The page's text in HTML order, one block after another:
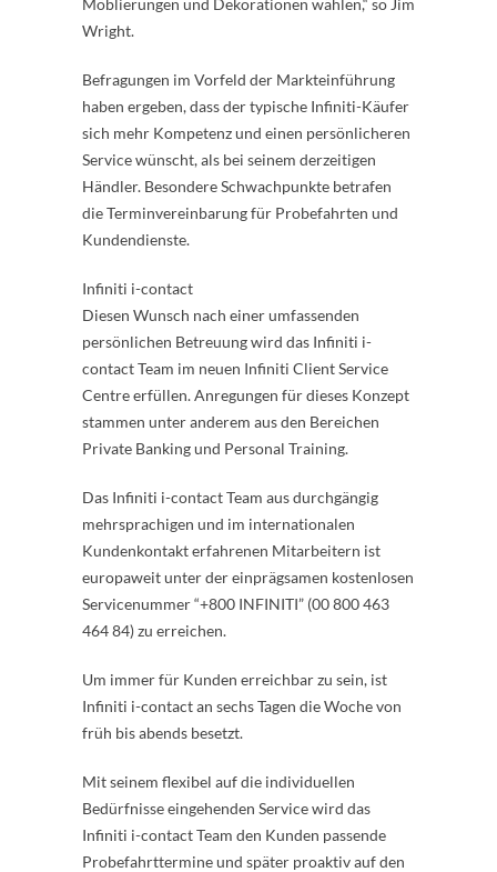
Möblierungen und Dekorationen wählen,“ so Jim
Wright.
Befragungen im Vorfeld der Markteinführung
haben ergeben, dass der typische Infiniti-Käufer
sich mehr Kompetenz und einen persönlicheren
Service wünscht, als bei seinem derzeitigen
Händler. Besondere Schwachpunkte betrafen
die Terminvereinbarung für Probefahrten und
Kundendienste.
Infiniti i-contact
Diesen Wunsch nach einer umfassenden
persönlichen Betreuung wird das Infiniti i-
contact Team im neuen Infiniti Client Service
Centre erfüllen. Anregungen für dieses Konzept
stammen unter anderem aus den Bereichen
Private Banking und Personal Training.
Das Infiniti i-contact Team aus durchgängig
mehrsprachigen und im internationalen
Kundenkontakt erfahrenen Mitarbeitern ist
europaweit unter der einprägsamen kostenlosen
Servicenummer “+800 INFINITI” (00 800 463
464 84) zu erreichen.
Um immer für Kunden erreichbar zu sein, ist
Infiniti i-contact an sechs Tagen die Woche von
früh bis abends besetzt.
Mit seinem flexibel auf die individuellen
Bedürfnisse eingehenden Service wird das
Infiniti i-contact Team den Kunden passende
Probefahrttermine und später proaktiv auf den